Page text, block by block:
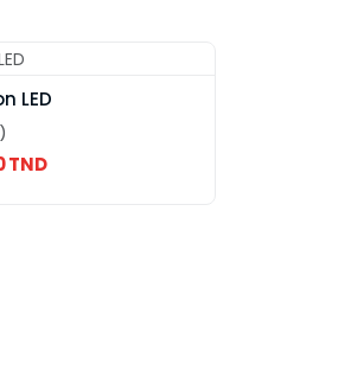
LED
TND